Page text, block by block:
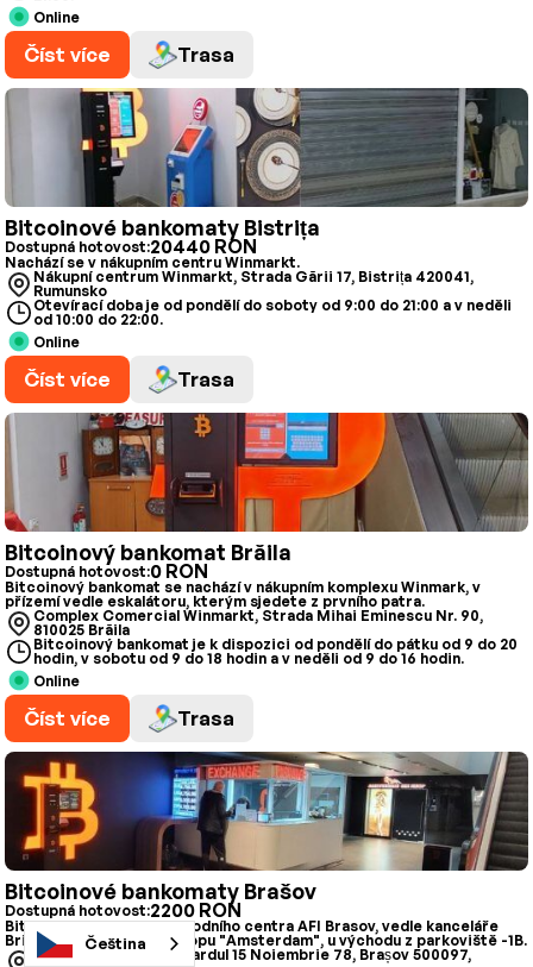
Online
Číst více Trasa
Bitcoinové bankomaty Bistrița
Dostupná hotovost:20440 RON
Nachází se v nákupním centru Winmarkt.
Nákupní centrum Winmarkt, Strada Gării 17, Bistrița 420041,
Rumunsko
Otevírací doba je od pondělí do soboty od 9:00 do 21:00 a v neděli
od 10:00 do 22:00.
Online
Číst více Trasa
Bitcoinový bankomat Brăila
Dostupná hotovost:0 RON
Bitcoinový bankomat se nachází v nákupním komplexu Winmark, v
přízemí vedle eskalátoru, kterým sjedete z prvního patra.
Complex Comercial Winmarkt, Strada Mihai Eminescu Nr. 90,
810025 Brăila
Bitcoinový bankomat je k dispozici od pondělí do pátku od 9 do 20
hodin, v sobotu od 9 do 18 hodin a v neděli od 9 do 16 hodin.
Online
Číst více Trasa
Bitcoinové bankomaty Brašov
Dostupná hotovost:2200 RON
Bitomat na úrovni -1 obchodního centra AFI Brasov, vedle kanceláře
Bridge Exchange a sexshopu "Amsterdam", u východu z parkoviště -1B.
AFI Brasov Mall, Bulevardul 15 Noiembrie 78, Brașov 500097,
Čeština